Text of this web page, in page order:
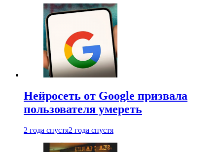
Нейросеть от Google призвала
пользователя умереть
2 года спустя2 года спустя